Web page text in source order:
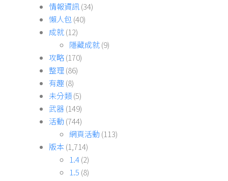
情報資訊(34)
懶人包(40)
成就(12)
隱藏成就(9)
攻略(170)
整理(86)
有趣(8)
未分類(5)
武器(149)
活動 (744)
網頁活動 (113)
版本 (1,714)
1.4(2)
1.5 (8)